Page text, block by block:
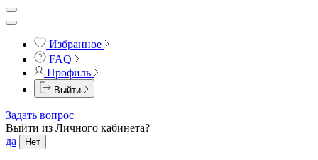
Избранное
FAQ
Профиль
Выйти
Задать вопрос
Выйти из Личного кабинета?
да
Нет